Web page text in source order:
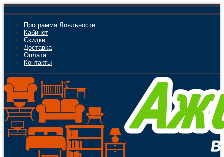
Программа Лояльности
Кабинет
Скидки
Доставка
Оплата
Контакты